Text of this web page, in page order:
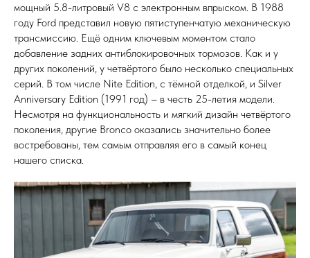
мощный 5.8-литровый V8 с электронным впрыском. В 1988
году Ford представил новую пятиступенчатую механическую
трансмиссию. Ещё одним ключевым моментом стало
добавление задних антиблокировочных тормозов. Как и у
других поколений, у четвёртого было несколько специальных
серий. В том числе Nite Edition, с тёмной отделкой, и Silver
Anniversary Edition (1991 год) – в честь 25-летия модели.
Несмотря на функциональность и мягкий дизайн четвёртого
поколения, другие Bronco оказались значительно более
востребованы, тем самым отправляя его в самый конец
нашего списка.